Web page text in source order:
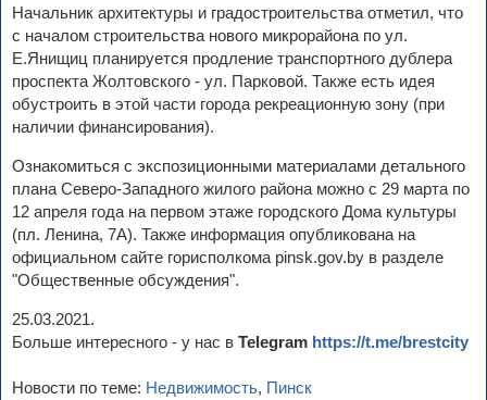
Начальник архитектуры и градостроительства отметил, что
с началом строительства нового микрорайона по ул.
Е.Янищиц планируется продление транспортного дублера
проспекта Жолтовского - ул. Парковой. Также есть идея
обустроить в этой части города рекреационную зону (при
наличии финансирования).
Ознакомиться с экспозиционными материалами детального
плана Северо-Западного жилого района можно с 29 марта по
12 апреля года на первом этаже городского Дома культуры
(пл. Ленина, 7А). Также информация опубликована на
официальном сайте горисполкома pinsk.gov.by в разделе
"Общественные обсуждения".
25.03.2021.
Больше интересного - у нас в Telegram https://t.me/brestcity
Новости по теме: Недвижимость, Пинск